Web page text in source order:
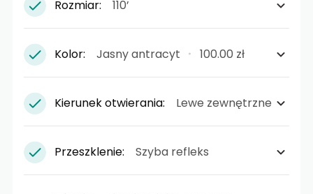
Rozmiar: 110’
Kolor: Jasny antracyt 100.00 zł
Kierunek otwierania: Lewe zewnętrzne
Przeszklenie: Szyba refleks